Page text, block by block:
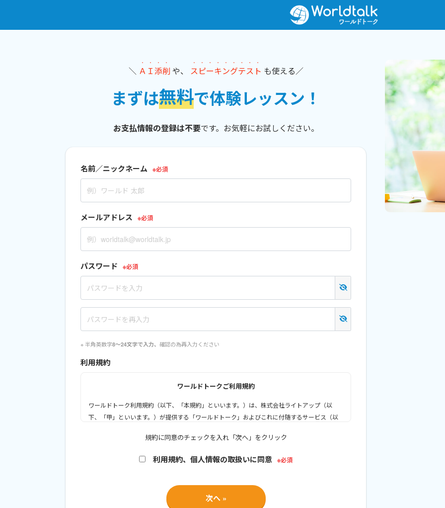
＼ Ａ
・
Ｉ
・
添
・
削
・
や、 ス
・
ピ
・
ー
・
キ
・
ン
・
グ
・
テ
・
ス
・
ト
・
も使える／
まずは無料で体験レッスン！
お支払情報の登録は不要です。 お気軽にお試しください。
名前／ニックネーム
メールアドレス
パスワード
半角英数字8～24文字で入力、 確認の為再入力ください
利用規約
ワールドトークご利用規約
ワールドトーク利用規約（以下、「本規約」といいます。）は、株式会社ライトアップ（以
下、「甲」といいます。）が提供する「ワールドトーク」およびこれに付随するサービス（以
めのルールを定めるものです。
乙は、本サービスを利用するにあたり、本規約を誠実に遵守するものとします。
規約に同意のチェックを入れ「次へ」をクリック
利用規約、個人情報の取扱いに同意